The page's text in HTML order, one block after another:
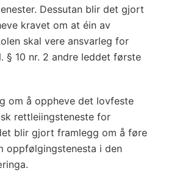
Dessutan blir det gjort
kravet om at éin av
skal vere ansvarleg for
§ 10 nr. 2 andre leddet første
om å oppheve det lovfeste
rettleiingsteneste for
blir gjort framlegg om å føre
oppfølgingstenesta i den